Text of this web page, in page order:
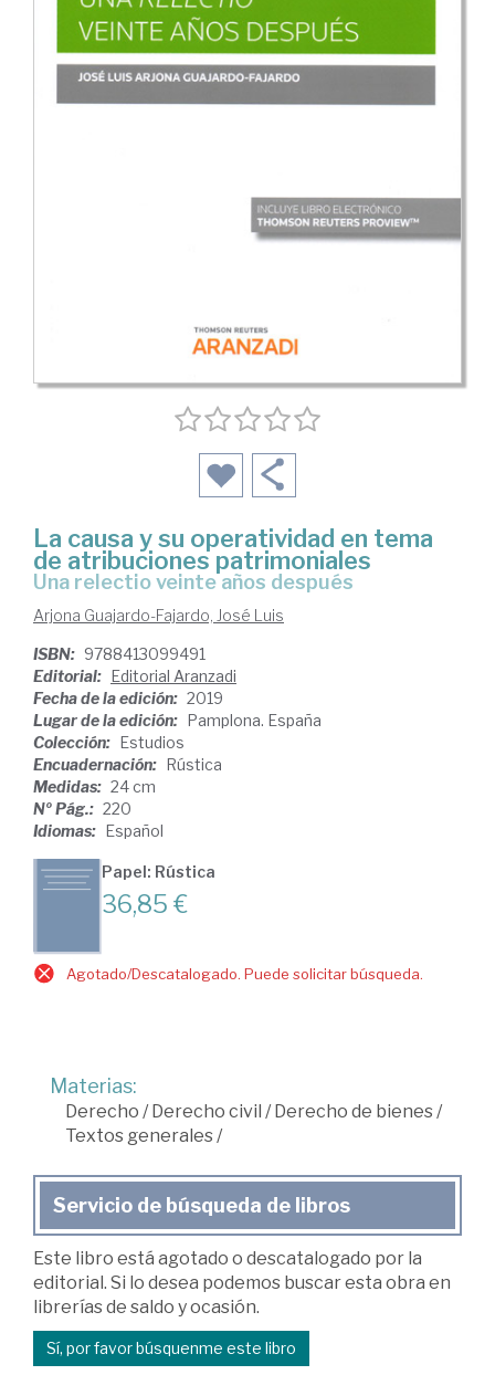
La causa y su operatividad en tema
de atribuciones patrimoniales
una relectio veinte años después
Arjona Guajardo-Fajardo, José Luis
ISBN: 9788413099491
Editorial: Editorial Aranzadi
Fecha de la edición: 2019
Lugar de la edición: Pamplona. España
Colección: Estudios
Encuadernación: Rústica
Medidas: 24 cm
Nº Pág.: 220
Idiomas: Español
Papel: Rústica
36,85 €
Agotado/Descatalogado. Puede solicitar búsqueda.
Materias:
Derecho /Derecho civil /Derecho de bienes /
Textos generales /
Servicio de búsqueda de libros
Este libro está agotado o descatalogado por la
editorial. Si lo desea podemos buscar esta obra en
librerías de saldo y ocasión.
Sí, por favor búsquenme este libro